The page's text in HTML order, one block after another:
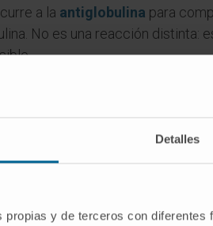
Detalles
propias y de terceros con
a la antiglobulina para
No es una reacción distinta:
anticuerpo
de unión; elcomplejo
qué ocurre con esos